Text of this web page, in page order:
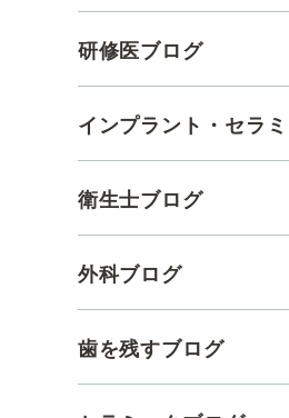
研修医ブログ
インプラント・セラ
衛生士ブログ
外科ブログ
歯を残すブログ